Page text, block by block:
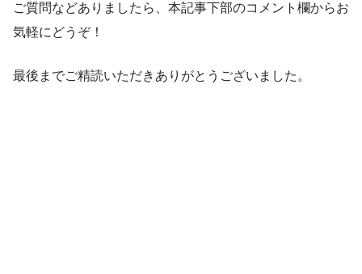
ご質問などありましたら、本記事下部のコメント欄からお
気軽にどうぞ！
最後までご精読いただきありがとうございました。